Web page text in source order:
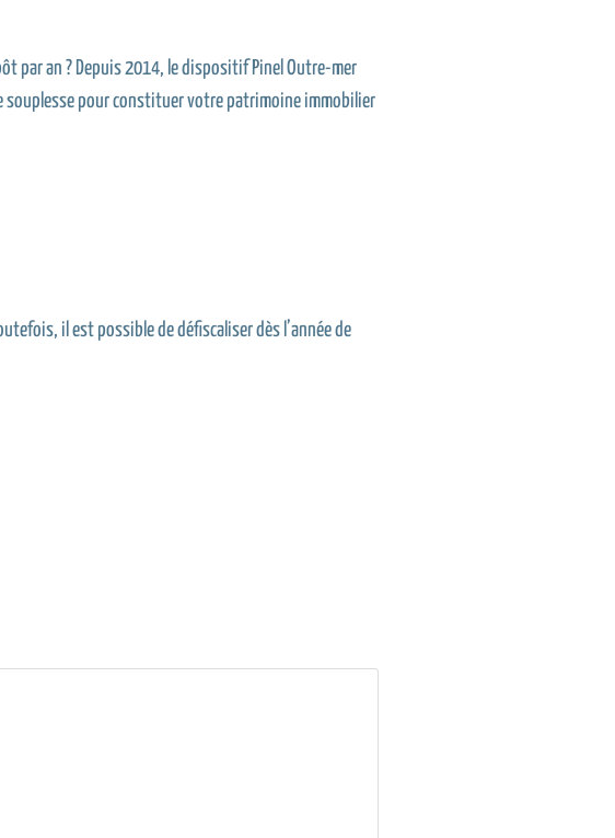
par an ? Depuis 2014, le dispositif Pinel Outre-mer
souplesse pour constituer votre patrimoine immobilier
il est possible de défiscaliser dès l’année de